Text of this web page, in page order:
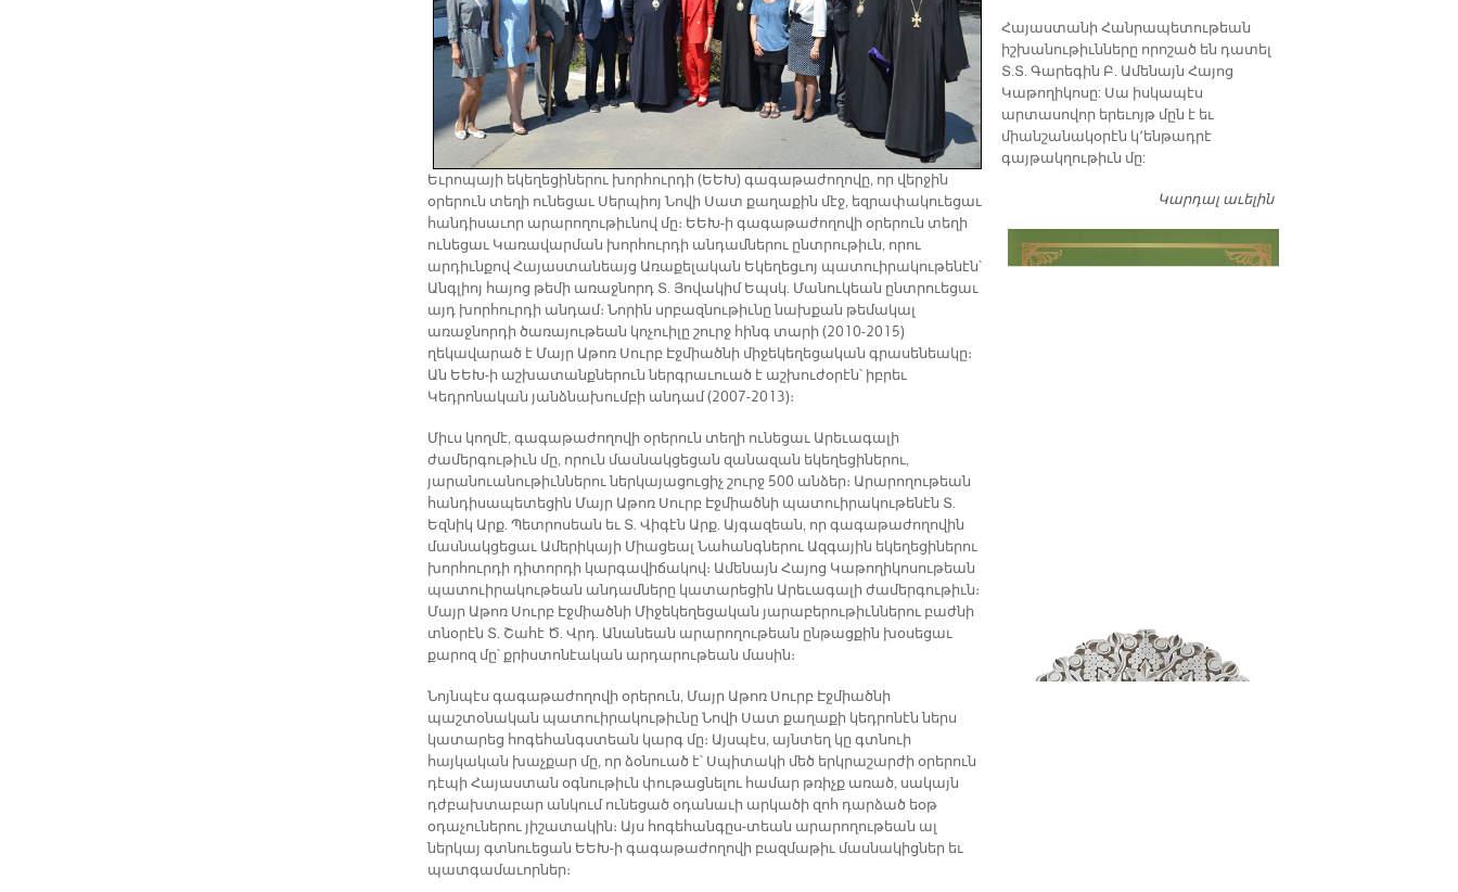
Եւրոպայի եկեղեցիներու խորհուրդի (ԵԵԽ) գագաթաժողովը, որ վերջին
օրերուն տեղի ունեցաւ Սերպիոյ Նովի Սատ քաղաքին մէջ, եզրափակուեցաւ
հանդիսաւոր արարողութիւնով մը։ ԵԵԽ-ի գագաթաժողովի օրերուն տեղի
ունեցաւ Կառավարման խորհուրդի անդամներու ընտրութիւն, որու
արդիւնքով Հայաստանեայց Առաքելական Եկեղեցւոյ պատուիրակութենէն՝
Անգլիոյ հայոց թեմի առաջնորդ Տ. Յովակիմ Եպսկ. Մանուկեան ընտրուեցաւ
այդ խորհուրդի անդամ։ Նորին սրբազնութիւնը նախքան թեմակալ
առաջնորդի ծառայութեան կոչուիլը շուրջ հինգ տարի (2010-2015)
ղեկավարած է Մայր Աթոռ Սուրբ Էջմիածնի միջեկեղեցական գրասենեակը։
Ան ԵԵԽ-ի աշխատանքներուն ներգրաւուած է աշխուժօրէն՝ իբրեւ
Կեդրոնական յանձնախումբի անդամ (2007-2013)։
Միւս կողմէ, գագաթաժողովի օրերուն տեղի ունեցաւ Արեւագալի
ժամերգութիւն մը, որուն մասնակցեցան զանազան եկեղեցիներու,
յարանուանութիւններու ներկայացուցիչ շուրջ 500 անձեր։ Արարողութեան
հանդիսապետեցին Մայր Աթոռ Սուրբ Էջմիածնի պատուիրակութենէն Տ.
Եզնիկ Արք. Պետրոսեան եւ Տ. Վիգէն Արք. Այգազեան, որ գագաթաժողովին
մասնակցեցաւ Ամերիկայի Միացեալ Նահանգներու Ազգային եկեղեցիներու
խորհուրդի դիտորդի կարգավիճակով։ Ամենայն Հայոց Կաթողիկոսութեան
պատուիրակութեան անդամները կատարեցին Արեւագալի ժամերգութիւն։
Մայր Աթոռ Սուրբ Էջմիածնի Միջեկեղեցական յարաբերութիւններու բաժնի
տնօրէն Տ. Շահէ Ծ. Վրդ. Անանեան արարողութեան ընթացքին խօսեցաւ
քարոզ մը՝ քրիստոնէական արդարութեան մասին։
Նոյնպէս գագաթաժողովի օրերուն, Մայր Աթոռ Սուրբ Էջմիածնի
պաշտօնական պատուիրակութիւնը Նովի Սատ քաղաքի կեդրոնէն ներս
կատարեց հոգեհանգստեան կարգ մը։ Այսպէս, այնտեղ կը գտնուի
հայկական խաչքար մը, որ ձօնուած է՝ Սպիտակի մեծ երկրաշարժի օրերուն
դէպի Հայաստան օգնութիւն փութացնելու համար թռիչք առած, սակայն
դժբախտաբար անկում ունեցած օդանաւի արկածի զոհ դարձած եօթ
օդաչուներու յիշատակին։ Այս հոգեհանգըս-տեան արարողութեան ալ
ներկայ գտնուեցան ԵԵԽ-ի գագաթաժողովի բազմաթիւ մասնակիցներ եւ
պատգամաւորներ։
​Հայաստանի Հանրապետութեան
իշխանութիւնները որոշած են դատել
Տ.Տ. Գարեգին Բ. Ամենայն Հայոց
Կաթողիկոսը: Սա իսկապէս
արտասովոր երեւոյթ մըն է եւ
միանշանակօրէն կ՚ենթադրէ
գայթակղութիւն մը:
Կարդալ աւելինԴատել…